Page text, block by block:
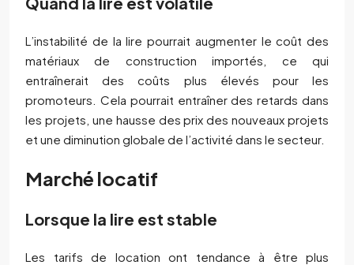
L’instabilité de la lire pourrait augmenter le coût des
matériaux de construction importés, ce qui
entraînerait des coûts plus élevés pour les
promoteurs. Cela pourrait entraîner des retards dans
les projets, une hausse des prix des nouveaux projets
et une diminution globale de l’activité dans le secteur.
Marché locatif
Lorsque la lire est stable
Les tarifs de location ont tendance à être plus